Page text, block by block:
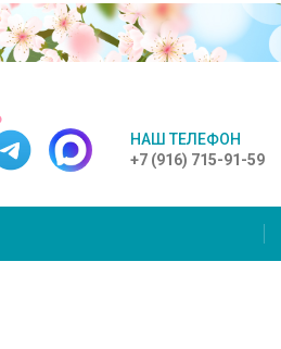
НАШ ТЕЛЕФОН
+7 (916) 715-91-59